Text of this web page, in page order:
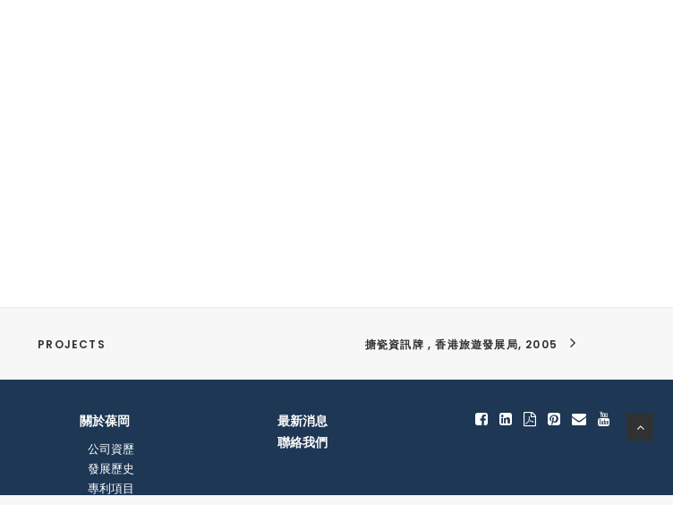
PROJECTS 搪瓷資訊牌 , 香港旅遊發展局, 2005
關於葆岡
公司資歷
發展歷史
專利項目
最新消息
聯絡我們